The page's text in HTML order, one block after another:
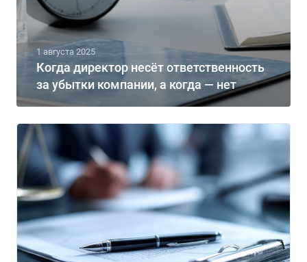
Когда директор несёт ответственность
за убытки компании, а когда — нет
1 августа 2025